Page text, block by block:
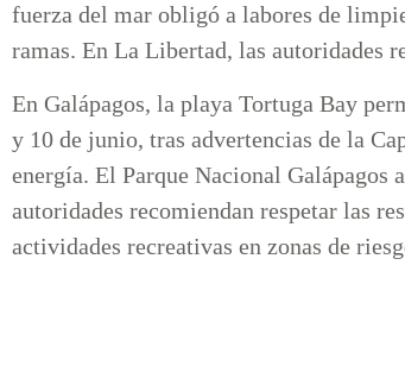
fuerza del mar obligó a labores de
ramas. En La Libertad, las autoridades
En Galápagos, la playa Tortuga Bay
y 10 de junio, tras advertencias de la
energía. El Parque Nacional Galápagos
autoridades recomiendan respetar las
actividades recreativas en zonas de